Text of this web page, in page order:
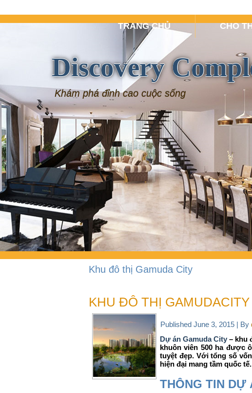
Discovery
Khám phá đỉnh cao cuộc sống
TRANG CHỦ CHO
Khu đô thị Gamuda City
KHU ĐÔ THỊ GAMUDACITY
Published June 3, 2015 | By
Dự án Gamuda City – khu
khuôn viên 500 ha được
tuyệt đẹp. Với tổng số
hiện đại mang tầm quốc tế.
THÔNG TIN DỰ